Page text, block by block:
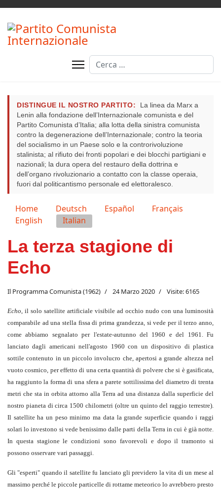
Cerca
DISTINGUE IL NOSTRO PARTITO:
La linea da Marx a
Lenin alla fondazione dell’Internazionale comunista e del
Partito Comunista d’Italia; alla lotta della sinistra comunista
contro la degenerazione dell’Internazionale; contro la teoria
del socialismo in un Paese solo e la controrivoluzione
stalinista; al rifiuto dei fronti popolari e dei blocchi partigiani e
nazionali; la dura opera del restauro della dottrina e
dell’organo rivoluzionario a contatto con la classe operaia,
fuori dal politicantismo personale ed elettoralesco.
Seleziona la tua lingua
Home Deutsch Español
Français
English
Italian
La terza stagione di
Echo
Il Programma Comunista (1962) 24 Marzo 2020 Visite: 6165
Echo, il solo satellite artificiale visibile ad occhio nudo con una luminosità
comparabile ad una stella fissa di prima grandezza, si vede per il terzo anno,
come abbiamo segnalato per l'estate-autunno del 1960 e del 1961. Fu
lanciato dagli americani nell'agosto 1960 con un dispositivo di plastica
sottile contenuto in un piccolo involucro che, apertosi a grande altezza nel
vuoto cosmico, per effetto di una certa quantità di polvere che si è gasificata,
ha raggiunto la forma di una sfera a parete sottilissima del diametro di trenta
metri che sta in orbita attorno alla Terra ad una distanza dalla superficie del
nostro pianeta di circa 1500 chilometri (oltre un quinto del raggio terrestre).
Il satellite ha un peso minimo ma data la grande superficie quando i raggi
solari lo investono si vede benissimo dalle parti della Terra in cui è già notte.
In questa stagione le condizioni sono favorevoli e dopo il tramonto si
possono osservare vari passaggi.
Gli "esperti" quando il satellite fu lanciato gli previdero la vita di un mese al
massimo perché le piccole particelle di rottame meteorico lo avrebbero presto